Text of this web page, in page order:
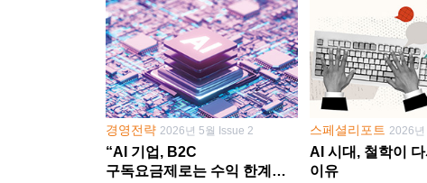
경영전략 2026년 5월 Issue 2
“AI 기업, B2C
구독요금제로는 수익 한계
스페셜리포트 2026년
AI 시대, 철학이
이유